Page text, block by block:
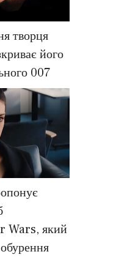
творця
його
007
Wars, який